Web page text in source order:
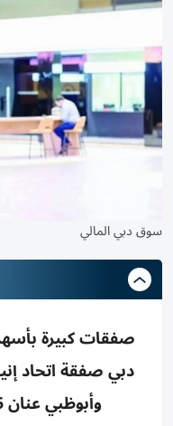
سوق دبي المالي
وأبوظبي عنان 25.5م (23.2م سهم 1.1)